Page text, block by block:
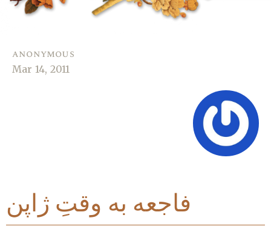
anonymous
Mar 14, 2011
فاجعه به وقتِ ژاپن